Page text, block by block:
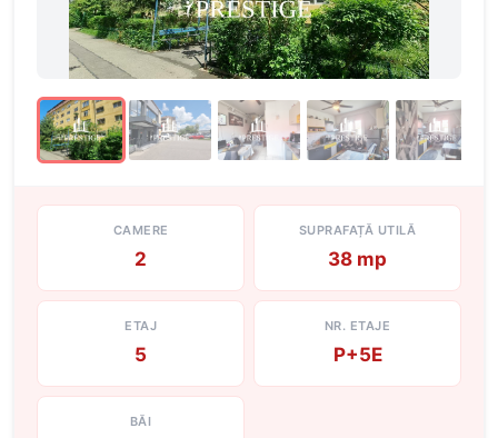
CAMERE
2
SUPRAFAȚĂ UTILĂ
38 mp
ETAJ
5
NR. ETAJE
P+5E
BĂI